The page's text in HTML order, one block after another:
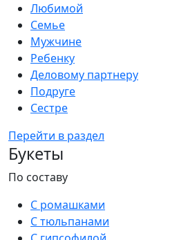
Любимой
Семье
Мужчине
Ребенку
Деловому партнеру
Подруге
Сестре
Перейти в раздел
Букеты
По составу
С ромашками
С тюльпанами